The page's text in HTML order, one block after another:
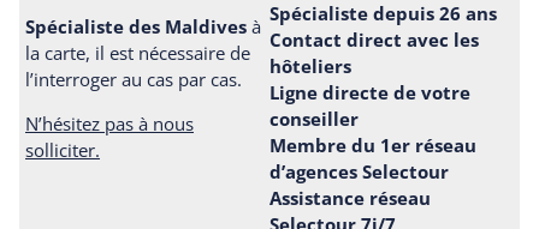
Spécialiste des Maldives à
la carte, il est nécessaire de
l’interroger au cas par cas.
N’hésitez pas à nous
solliciter.
Spécialiste depuis 26 ans
Contact direct avec les
hôteliers
Ligne directe de votre
conseiller
Membre du 1er réseau
d’agences Selectour
Assistance réseau